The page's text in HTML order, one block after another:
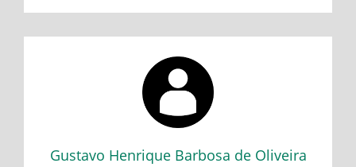
Gustavo Henrique Barbosa de Oliveira
Gustavo Henrique Barbosa de Oliveira
Minicurso: Introdução à programação e robótica com o
Arduino